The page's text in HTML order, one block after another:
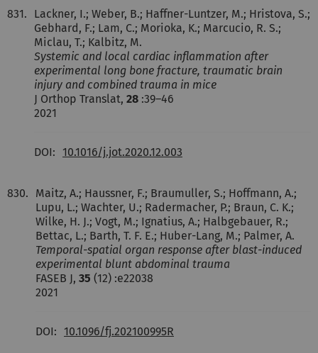
831.
Lackner, I.; Weber, B.; Haffner-Luntzer, M.; Hristova, S.;
Gebhard, F.; Lam, C.; Morioka, K.; Marcucio, R. S.;
Miclau, T.; Kalbitz, M.
Systemic and local cardiac inflammation after
experimental long bone fracture, traumatic brain
injury and combined trauma in mice
J Orthop Translat, 28 :39–46
2021
DOI: 10.1016/j.jot.2020.12.003
830.
Maitz, A.; Haussner, F.; Braumuller, S.; Hoffmann, A.;
Lupu, L.; Wachter, U.; Radermacher, P.; Braun, C. K.;
Wilke, H. J.; Vogt, M.; Ignatius, A.; Halbgebauer, R.;
Bettac, L.; Barth, T. F. E.; Huber-Lang, M.; Palmer, A.
Temporal-spatial organ response after blast-induced
experimental blunt abdominal trauma
FASEB J, 35 (12) :e22038
2021
DOI: 10.1096/fj.202100995R